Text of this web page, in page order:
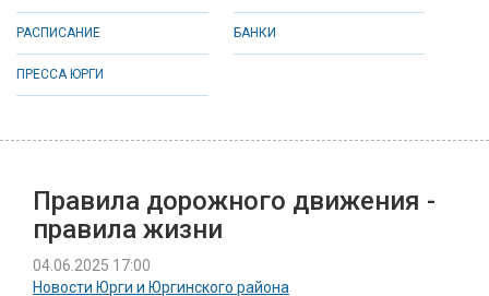
РАСПИСАНИЕ БАНКИ
ПРЕССА ЮРГИ
Правила дорожного движения -
правила жизни
04.06.2025 17:00
Новости Юрги и Юргинского района